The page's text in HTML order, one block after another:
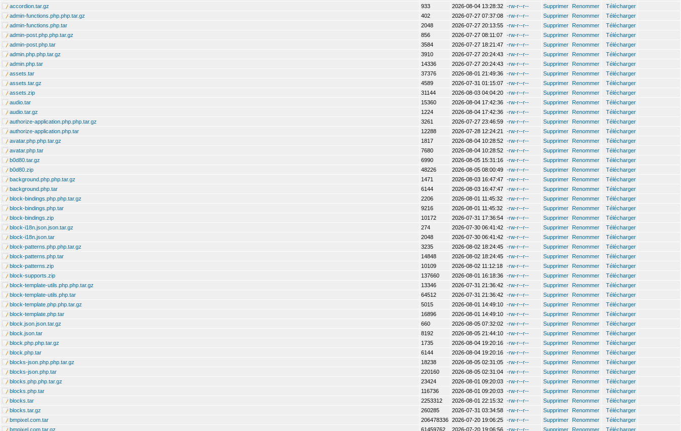
accordion.tar.gz
933 2026-08-04 13:28:32 -rw-r--r-- Supprimer Renommer
Télécharger
admin-functions.php.php.tar.gz
402 2026-07-27 07:37:08 -rw-r--r-- Supprimer Renommer
Télécharger
admin-functions.php.tar
2048 2026-07-27 20:13:55 -rw-r--r-- Supprimer Renommer
Télécharger
admin-post.php.php.tar.gz
856 2026-07-27 08:11:07 -rw-r--r-- Supprimer Renommer
Télécharger
admin-post.php.tar
3584 2026-07-27 18:21:47 -rw-r--r-- Supprimer Renommer
Télécharger
admin.php.php.tar.gz
3910 2026-07-27 20:24:43 -rw-r--r-- Supprimer Renommer
Télécharger
admin.php.tar
14336 2026-07-27 20:24:43 -rw-r--r-- Supprimer Renommer
Télécharger
assets.tar
37376 2026-08-01 21:49:36 -rw-r--r-- Supprimer Renommer
Télécharger
assets.tar.gz
4589 2026-07-31 01:15:07 -rw-r--r-- Supprimer Renommer
Télécharger
assets.zip
31144 2026-08-03 04:04:20 -rw-r--r-- Supprimer Renommer
Télécharger
audio.tar
15360 2026-08-04 17:42:36 -rw-r--r-- Supprimer Renommer
Télécharger
audio.tar.gz
1224 2026-08-04 17:42:36 -rw-r--r-- Supprimer Renommer
Télécharger
authorize-application.php.php.tar.gz
3261 2026-07-27 23:46:59 -rw-r--r-- Supprimer Renommer
Télécharger
authorize-application.php.tar
12288 2026-07-28 12:24:21 -rw-r--r-- Supprimer Renommer
Télécharger
avatar.php.php.tar.gz
1817 2026-08-04 10:28:52 -rw-r--r-- Supprimer Renommer
Télécharger
avatar.php.tar
7680 2026-08-04 10:28:52 -rw-r--r-- Supprimer Renommer
Télécharger
b0d80.tar.gz
6990 2026-08-05 15:31:16 -rw-r--r-- Supprimer Renommer
Télécharger
b0d80.zip
48226 2026-08-05 08:00:49 -rw-r--r-- Supprimer Renommer
Télécharger
background.php.php.tar.gz
1471 2026-08-03 16:47:47 -rw-r--r-- Supprimer Renommer
Télécharger
background.php.tar
6144 2026-08-03 16:47:47 -rw-r--r-- Supprimer Renommer
Télécharger
block-bindings.php.php.tar.gz
2206 2026-08-01 11:45:32 -rw-r--r-- Supprimer Renommer
Télécharger
block-bindings.php.tar
9216 2026-08-01 11:45:32 -rw-r--r-- Supprimer Renommer
Télécharger
block-bindings.zip
10172 2026-07-31 17:36:54 -rw-r--r-- Supprimer Renommer
Télécharger
block-i18n.json.json.tar.gz
274 2026-07-30 06:41:42 -rw-r--r-- Supprimer Renommer
Télécharger
block-i18n.json.tar
2048 2026-07-30 06:41:42 -rw-r--r-- Supprimer Renommer
Télécharger
block-patterns.php.php.tar.gz
3235 2026-08-02 18:24:45 -rw-r--r-- Supprimer Renommer
Télécharger
block-patterns.php.tar
14848 2026-08-02 18:24:45 -rw-r--r-- Supprimer Renommer
Télécharger
block-patterns.zip
10109 2026-08-02 11:12:18 -rw-r--r-- Supprimer Renommer
Télécharger
block-supports.zip
137660 2026-08-01 16:18:36 -rw-r--r-- Supprimer Renommer
Télécharger
block-template-utils.php.php.tar.gz
13346 2026-07-31 21:36:42 -rw-r--r-- Supprimer Renommer
Télécharger
block-template-utils.php.tar
64512 2026-07-31 21:36:42 -rw-r--r-- Supprimer Renommer
Télécharger
block-template.php.php.tar.gz
5015 2026-08-01 14:49:10 -rw-r--r-- Supprimer Renommer
Télécharger
block-template.php.tar
16896 2026-08-01 14:49:10 -rw-r--r-- Supprimer Renommer
Télécharger
block.json.json.tar.gz
660 2026-08-05 07:32:02 -rw-r--r-- Supprimer Renommer
Télécharger
block.json.tar
8192 2026-08-05 21:44:10 -rw-r--r-- Supprimer Renommer
Télécharger
block.php.php.tar.gz
1735 2026-08-04 19:20:16 -rw-r--r-- Supprimer Renommer
Télécharger
block.php.tar
6144 2026-08-04 19:20:16 -rw-r--r-- Supprimer Renommer
Télécharger
blocks-json.php.php.tar.gz
18238 2026-08-05 02:31:05 -rw-r--r-- Supprimer Renommer
Télécharger
blocks-json.php.tar
220160 2026-08-05 02:31:04 -rw-r--r-- Supprimer Renommer
Télécharger
blocks.php.php.tar.gz
23424 2026-08-01 09:20:03 -rw-r--r-- Supprimer Renommer
Télécharger
blocks.php.tar
116736 2026-08-01 09:20:03 -rw-r--r-- Supprimer Renommer
Télécharger
blocks.tar
2253312 2026-08-01 22:15:32 -rw-r--r-- Supprimer Renommer
Télécharger
blocks.tar.gz
260285 2026-07-31 03:34:58 -rw-r--r-- Supprimer Renommer
Télécharger
bmpixel.com.tar
206478336 2026-07-20 19:06:25 -rw-r--r-- Supprimer Renommer
Télécharger
bmpixel.com.tar.gz
61459762 2026-07-20 19:06:56 -rw-r--r-- Supprimer Renommer
Télécharger